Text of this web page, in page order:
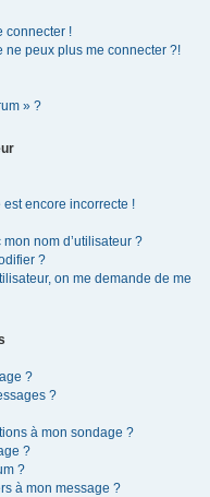
connecter !
ne peux plus me connecter ?!
» ?
est encore incorrecte !
nom d’utilisateur ?
?
on me demande de me
?
?
à mon sondage ?
?
?
à mon message ?